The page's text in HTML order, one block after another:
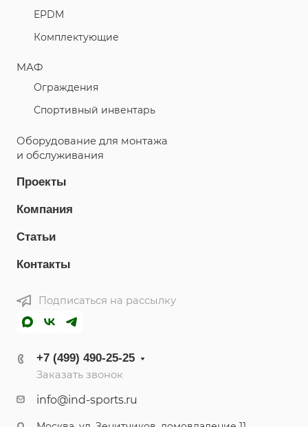
EPDM
Комплектующие
МАФ
Ограждения
Спортивный инвентарь
Оборудование для монтажа
и обслуживания
Проекты
Компания
Статьи
Контакты
Подписаться на рассылку
MAXВКонтакте
Telegram
+7 (499) 490-25-25